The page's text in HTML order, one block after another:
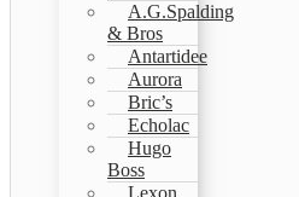
A.G.Spalding
& Bros
Antartidee
Aurora
Bric’s
Echolac
Hugo
Boss
Lexon